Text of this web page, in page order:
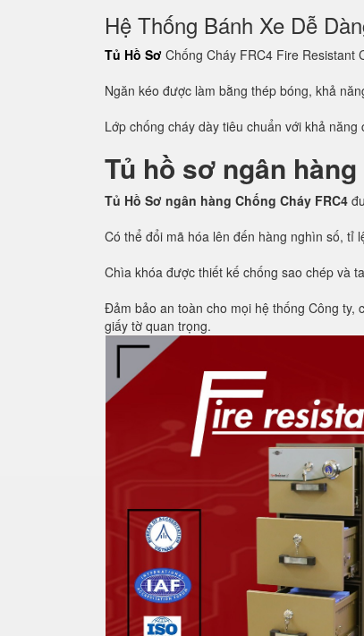
Hệ Thống Bánh Xe Dễ
Tủ Hồ Sơ Chống Cháy FRC4 Fire Resistant
Ngăn kéo được làm bằng thép bóng, khả
Lớp chống cháy dày tiêu chuẩn với khả
Tủ hồ sơ ngân
Tủ Hồ Sơ ngân hàng Chống Cháy FRC4
Có thể đổi mã hóa lên đến hàng nghìn số, tỉ
Chìa khóa được thiết kế chống sao chép và
Đảm bảo an toàn cho mọi hệ thống Công
giấy tờ quan trọng.